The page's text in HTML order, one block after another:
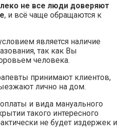
не все люди доверяют
, и всё чаще обращаются к
является наличие
так как Вы
человека.
принимают клиентов,
лично на дом.
и вида мануального
такого интересного
не будет издержек и